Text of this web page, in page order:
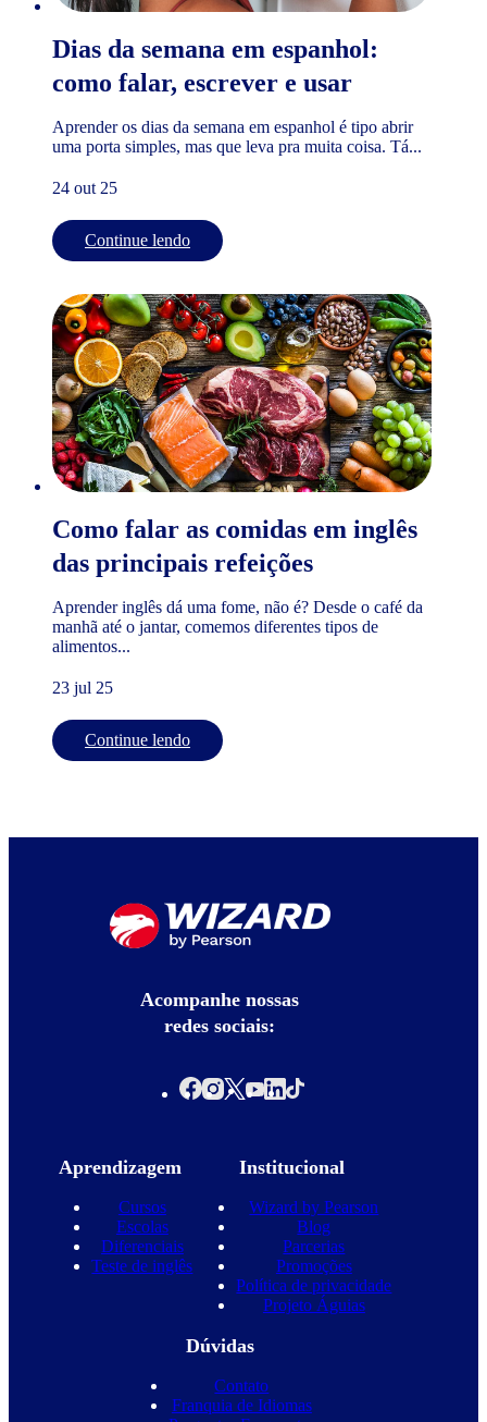
Dias da semana em espanhol:
como falar, escrever e usar
Aprender os dias da semana em espanhol é tipo abrir
uma porta simples, mas que leva pra muita coisa. Tá...
24 out 25
Continue lendo
Como falar as comidas em inglês
das principais refeições
Aprender inglês dá uma fome, não é? Desde o café da
manhã até o jantar, comemos diferentes tipos de
alimentos...
23 jul 25
Continue lendo
Acompanhe nossas
redes sociais:
Aprendizagem
Cursos
Escolas
Diferenciais
Teste de inglês
Institucional
Wizard by Pearson
Blog
Parcerias
Promoções
Política de privacidade
Projeto Águias
Dúvidas
Contato
Franquia de Idiomas